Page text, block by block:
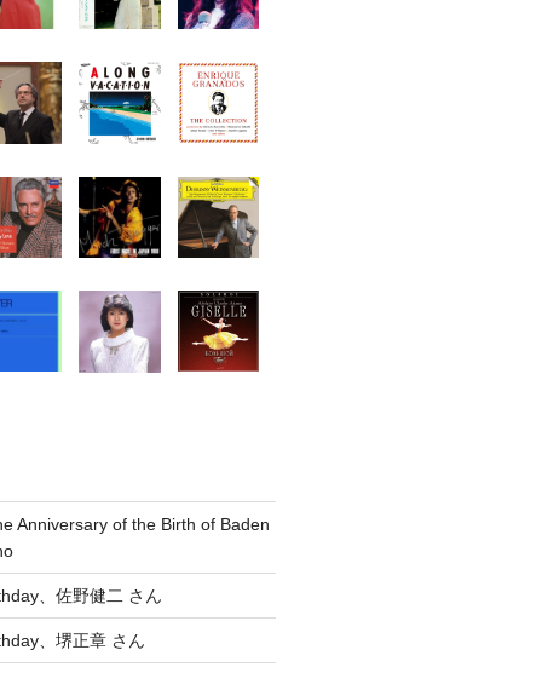
Anniversary of the Birth of Baden
、佐野健二 さん
、堺正章 さん